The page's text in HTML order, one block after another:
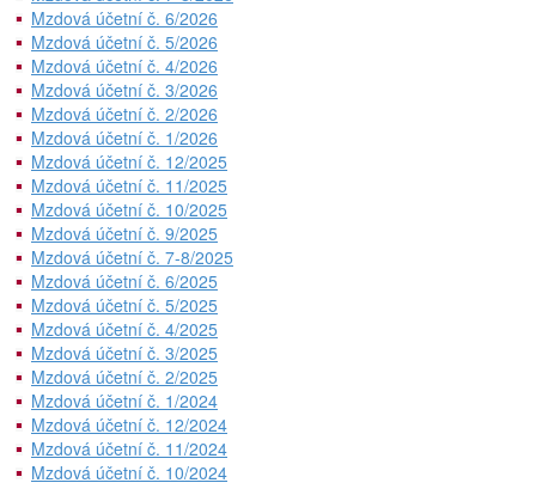
Mzdová účetní č. 6/2026
Mzdová účetní č. 5/2026
Mzdová účetní č. 4/2026
Mzdová účetní č. 3/2026
Mzdová účetní č. 2/2026
Mzdová účetní č. 1/2026
Mzdová účetní č. 12/2025
Mzdová účetní č. 11/2025
Mzdová účetní č. 10/2025
Mzdová účetní č. 9/2025
Mzdová účetní č. 7-8/2025
Mzdová účetní č. 6/2025
Mzdová účetní č. 5/2025
Mzdová účetní č. 4/2025
Mzdová účetní č. 3/2025
Mzdová účetní č. 2/2025
Mzdová účetní č. 1/2024
Mzdová účetní č. 12/2024
Mzdová účetní č. 11/2024
Mzdová účetní č. 10/2024